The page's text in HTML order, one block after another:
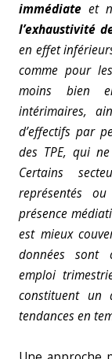
immédiate et
l’exhaustivité
en effet
comme pour
moins bien
intérimaires,
d’effectifs par
des TPE, qui
Certains
représentés
présence
est mieux
données sont
emploi
constituent un
tendances en